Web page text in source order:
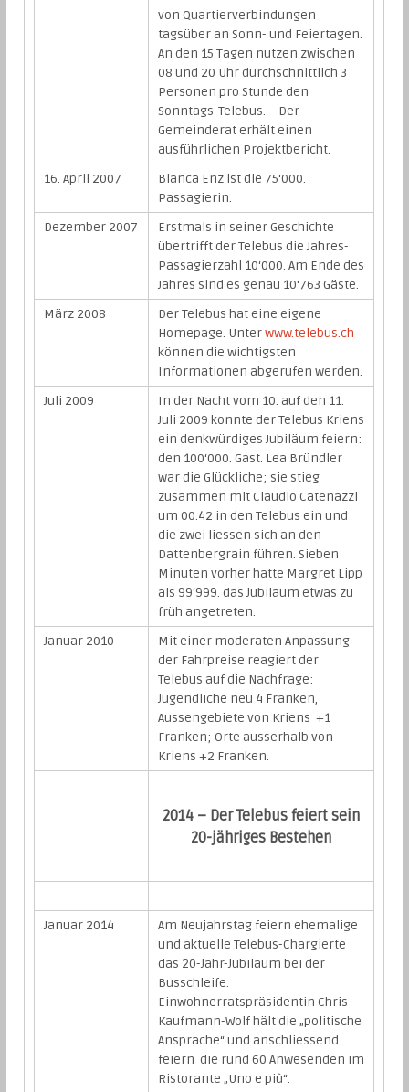
von Quartierverbindungen
tagsüber an Sonn- und Feiertagen.
An den 15 Tagen nutzen zwischen
08 und 20 Uhr durchschnittlich 3
Personen pro Stunde den
Sonntags-Telebus. – Der
Gemeinderat erhält einen
ausführlichen Projektbericht.
16. April 2007
Bianca Enz ist die 75‘000.
Passagierin.
Dezember 2007
Erstmals in seiner Geschichte
übertrifft der Telebus die Jahres-
Passagierzahl 10‘000. Am Ende des
Jahres sind es genau 10‘763 Gäste.
März 2008
Der Telebus hat eine eigene
Homepage. Unterwww.telebus.ch
können die wichtigsten
Informationen abgerufen werden.
Juli 2009
In der Nacht vom 10. auf den 11.
Juli 2009 konnte der Telebus Kriens
ein denkwürdiges Jubiläum feiern:
den 100‘000. Gast. Lea Bründler
war die Glückliche; sie stieg
zusammen mit Claudio Catenazzi
um 00.42 in den Telebus ein und
die zwei liessen sich an den
Dattenbergrain führen. Sieben
Minuten vorher hatte Margret Lipp
als 99‘999. das Jubiläum etwas zu
früh angetreten.
Januar 2010
Mit einer moderaten Anpassung
der Fahrpreise reagiert der
Telebus auf die Nachfrage:
Jugendliche neu 4 Franken,
Aussengebiete von Kriens +1
Franken; Orte ausserhalb von
Kriens +2 Franken.
2014 – Der Telebus feiert sein
20-jähriges Bestehen
Januar 2014
Am Neujahrstag feiern ehemalige
und aktuelle Telebus-Chargierte
das 20-Jahr-Jubiläum bei der
Busschleife.
Einwohnerratspräsidentin Chris
Kaufmann-Wolf hält die „politische
Ansprache“ und anschliessend
feiern die rund 60 Anwesenden im
Ristorante „Uno e più“.